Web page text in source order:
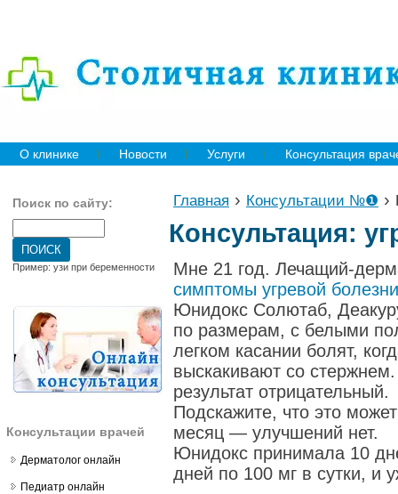
О клинике Новости Услуги Консультация
Поиск по сайту:
Пример: узи при беременности
Консультации врачей
Дерматолог онлайн
Педиатр онлайн
Главная › Консультации №❶ ›
Консультация:
Мне 21 год. Лечащий-
симптомы угревой болезни
Юнидокс Солютаб,
по размерам, с белыми
легком касании болят,
выскакивают со
результат отрицательный.
Подскажите, что это
месяц — улучшений нет.
Юнидокс принимала 10
дней по 100 мг в сутки, и